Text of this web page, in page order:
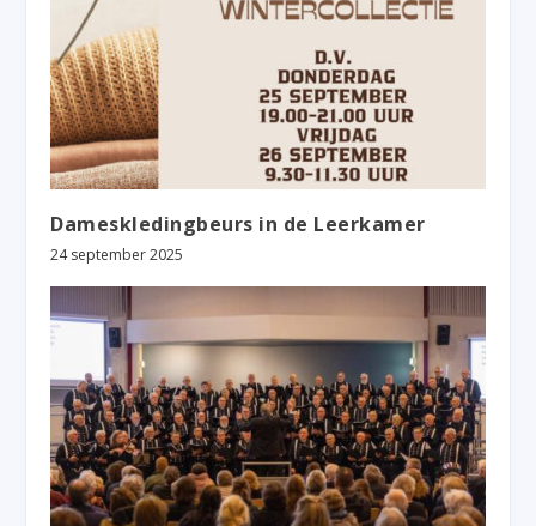
Dameskledingbeurs in de Leerkamer
24 september 2025